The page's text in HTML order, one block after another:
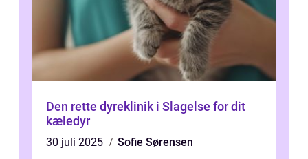
Den rette dyreklinik i Slagelse for dit
kæledyr
30 juli 2025
Sofie Sørensen